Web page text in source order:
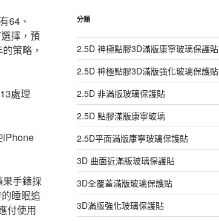
64、
擇，預
策略，
處理
iPhone
手錶採
睡眠追
付使用
分類
2.5D 神極點膠3D滿版康寧玻璃保護貼
2.5D 神極點膠3D滿版強化玻璃保護貼
2.5D 非滿版玻璃保護貼
2.5D 點膠滿版康寧玻璃
2.5D平面滿版康寧玻璃保護貼
3D 曲面近滿版玻璃保護貼
3D全覆蓋滿版玻璃保護貼
3D滿版強化玻璃保護貼